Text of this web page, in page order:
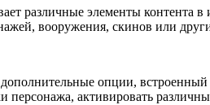
различные элементы
вооружения, скинов или
опции,
персонажа, активировать